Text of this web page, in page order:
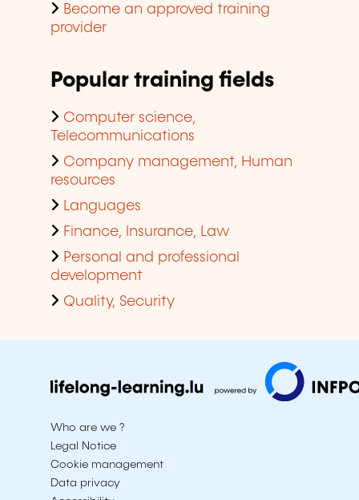
Become an approved training
provider
Popular training fields
Computer science,
Telecommunications
Company management, Human
resources
Languages
Finance, Insurance, Law
Personal and professional
development
Quality, Security
Who are we ?
Legal Notice
Cookie management
Data privacy